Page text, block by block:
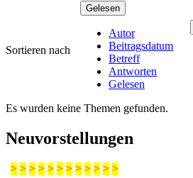
Sortieren nach
Gelesen
Autor
Beitragsdatum
Betreff
Antworten
Gelesen
Es wurden keine Themen gefunden.
Neuvorstellungen
> > > > > > > > > > > >